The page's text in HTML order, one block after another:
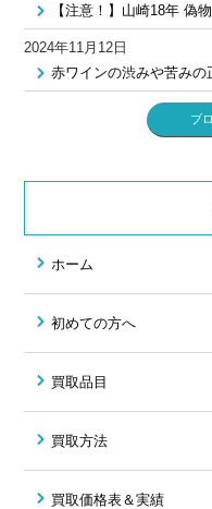
【注意！】山崎18年 偽
2024年11月12日
赤ワインの渋みや苦みの
ブ
ホーム
初めての方へ
買取品目
買取方法
買取価格表＆実績